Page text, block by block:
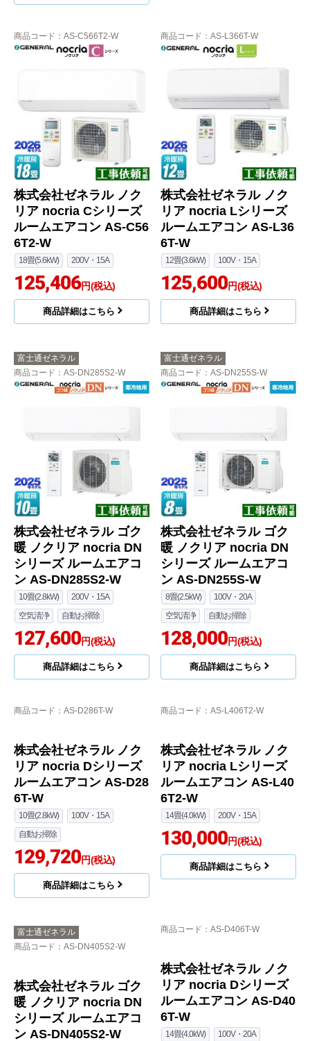
商品コード ：AS-C566T2-W
株式会社ゼネラル ノク
リア nocria Cシリーズ
ルームエアコン AS-C56
6T2-W
18畳(5.6kW) 200V・15A
125,406円(税込)
商品詳細はこちら
商品コード ：AS-L366T-W
株式会社ゼネラル ノク
リア nocria Lシリーズ
ルームエアコン AS-L36
6T-W
12畳(3.6kW) 100V・15A
125,600円(税込)
商品詳細はこちら
富士通ゼネラル
商品コード ：AS-DN285S2-W
株式会社ゼネラル ゴク
暖 ノクリア nocria DN
シリーズ ルームエアコ
ン AS-DN285S2-W
10畳(2.8kW)
200V・15A
空気清浄
自動お掃除
127,600円(税込)
商品詳細はこちら
富士通ゼネラル
商品コード ：AS-DN255S-W
株式会社ゼネラル ゴク
暖 ノクリア nocria DN
シリーズ ルームエアコ
ン AS-DN255S-W
8畳(2.5kW)
100V・20A
空気清浄
自動お掃除
128,000円(税込)
商品詳細はこちら
商品コード ：AS-D286T-W
株式会社ゼネラル ノク
リア nocria Dシリーズ
ルームエアコン AS-D28
10畳(2.8kW)
100V・15A
自動お掃除
129,720 円(税込)
商品詳細はこちら
商品コード ：AS-L406T2-W
株式会社ゼネラル ノク
14畳(4.0kW) 200V・15A
130,000 円(税込)
商品詳細はこちら